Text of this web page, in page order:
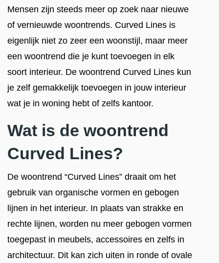
Mensen zijn steeds meer op zoek naar nieuwe
of vernieuwde woontrends. Curved Lines is
eigenlijk niet zo zeer een woonstijl, maar meer
een woontrend die je kunt toevoegen in elk
soort interieur. De woontrend Curved Lines kun
je zelf gemakkelijk toevoegen in jouw interieur
wat je in woning hebt of zelfs kantoor.
Wat is de woontrend
Curved Lines?
De woontrend “Curved Lines” draait om het
gebruik van organische vormen en gebogen
lijnen in het interieur. In plaats van strakke en
rechte lijnen, worden nu meer gebogen vormen
toegepast in meubels, accessoires en zelfs in
architectuur. Dit kan zich uiten in ronde of ovale